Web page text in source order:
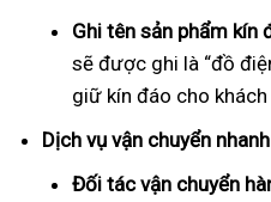
Ghi tên sản phẩm kín
sẽ được ghi là “đồ
giữ kín đáo cho khách
Dịch vụ vận chuyển
Đối tác vận chuyển